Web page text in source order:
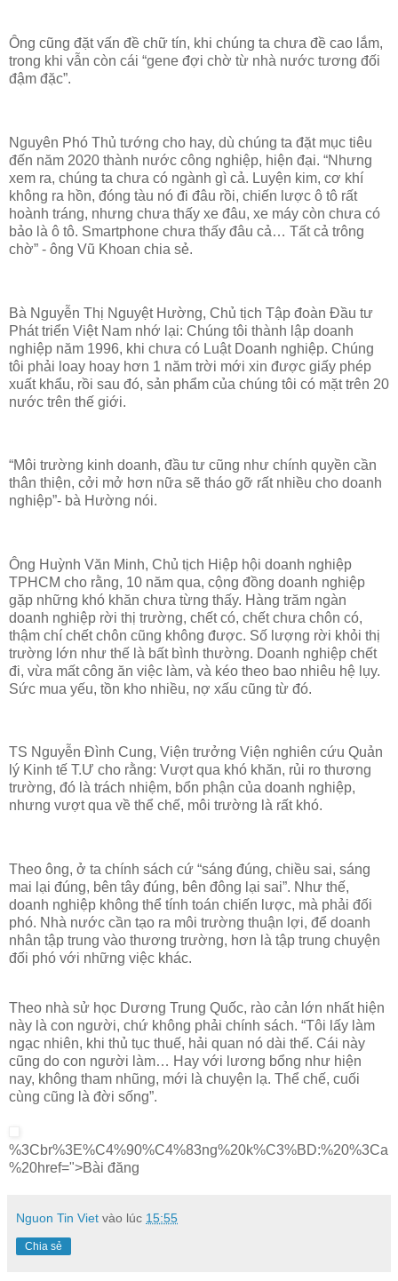
Ông cũng đặt vấn đề chữ tín, khi chúng ta chưa đề cao lắm,
trong khi vẫn còn cái “gene đợi chờ từ nhà nước tương đối
đậm đặc”.
Nguyên Phó Thủ tướng cho hay, dù chúng ta đặt mục tiêu
đến năm 2020 thành nước công nghiệp, hiện đại. “Nhưng
xem ra, chúng ta chưa có ngành gì cả. Luyện kim, cơ khí
không ra hồn, đóng tàu nó đi đâu rồi, chiến lược ô tô rất
hoành tráng, nhưng chưa thấy xe đâu, xe máy còn chưa có
bảo là ô tô. Smartphone chưa thấy đâu cả… Tất cả trông
chờ” - ông Vũ Khoan chia sẻ.
Bà Nguyễn Thị Nguyệt Hường, Chủ tịch Tập đoàn Đầu tư
Phát triển Việt Nam nhớ lại: Chúng tôi thành lập doanh
nghiệp năm 1996, khi chưa có Luật Doanh nghiệp. Chúng
tôi phải loay hoay hơn 1 năm trời mới xin được giấy phép
xuất khẩu, rồi sau đó, sản phẩm của chúng tôi có mặt trên 20
nước trên thế giới.
“Môi trường kinh doanh, đầu tư cũng như chính quyền cần
thân thiện, cởi mở hơn nữa sẽ tháo gỡ rất nhiều cho doanh
nghiệp”- bà Hường nói.
Ông Huỳnh Văn Minh, Chủ tịch Hiệp hội doanh nghiệp
TPHCM cho rằng, 10 năm qua, cộng đồng doanh nghiệp
gặp những khó khăn chưa từng thấy. Hàng trăm ngàn
doanh nghiệp rời thị trường, chết có, chết chưa chôn có,
thậm chí chết chôn cũng không được. Số lượng rời khỏi thị
trường lớn như thế là bất bình thường. Doanh nghiệp chết
đi, vừa mất công ăn việc làm, và kéo theo bao nhiêu hệ lụy.
Sức mua yếu, tồn kho nhiều, nợ xấu cũng từ đó.
TS Nguyễn Đình Cung, Viện trưởng Viện nghiên cứu Quản
lý Kinh tế T.Ư cho rằng: Vượt qua khó khăn, rủi ro thương
trường, đó là trách nhiệm, bổn phận của doanh nghiệp,
nhưng vượt qua về thể chế, môi trường là rất khó.
Theo ông, ở ta chính sách cứ “sáng đúng, chiều sai, sáng
mai lại đúng, bên tây đúng, bên đông lại sai”. Như thế,
doanh nghiệp không thể tính toán chiến lược, mà phải đối
phó. Nhà nước cần tạo ra môi trường thuận lợi, để doanh
nhân tập trung vào thương trường, hơn là tập trung chuyện
đối phó với những việc khác.
Theo nhà sử học Dương Trung Quốc, rào cản lớn nhất hiện
này là con người, chứ không phải chính sách. “Tôi lấy làm
ngạc nhiên, khi thủ tục thuế, hải quan nó dài thế. Cái này
cũng do con người làm… Hay với lương bổng như hiện
nay, không tham nhũng, mới là chuyện lạ. Thể chế, cuối
cùng cũng là đời sống”.
%3Cbr%3E%C4%90%C4%83ng%20k%C3%BD:%20%3Ca
%20href=">Bài đăng
Nguon Tin Viet vào lúc 15:55
Chia sẻ